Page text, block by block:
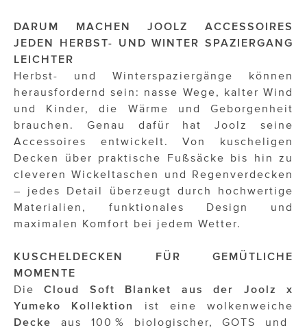
SISTER ACT
Solid & Bold
St. Peter Stiftskulinarium
Susanne Wuest
THE GOODSTUFF
TOG Studio
Upside Down Town Hotel – Neue Post
ÜBER UNS
PRESS CONTACT
DARUM MACHEN JOOLZ ACCESSOIRES
JEDEN HERBST- UND WINTER SPAZIERGANG
LEICHTER
Herbst- und Winterspaziergänge können
herausfordernd sein: nasse Wege, kalter Wind
und Kinder, die Wärme und Geborgenheit
brauchen. Genau dafür hat Joolz seine
Accessoires entwickelt. Von kuscheligen
Decken über praktische Fußsäcke bis hin zu
cleveren Wickeltaschen und Regenverdecken
– jedes Detail überzeugt durch hochwertige
Materialien, funktionales Design und
maximalen Komfort bei jedem Wetter.
KUSCHELDECKEN FÜR GEMÜTLICHE
MOMENTE
Die
Cloud Soft Blanket aus der Joolz x
Yumeko Kollektion ist eine wolkenweiche
Decke aus 100 % biologischer, GOTS und